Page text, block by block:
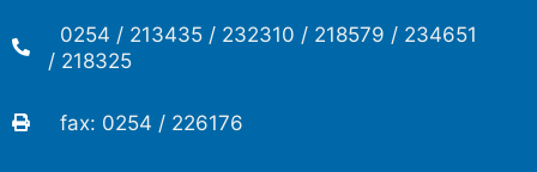
0254 / 213435 / 232310 / 218579 / 234651
/ 218325
fax: 0254 / 226176